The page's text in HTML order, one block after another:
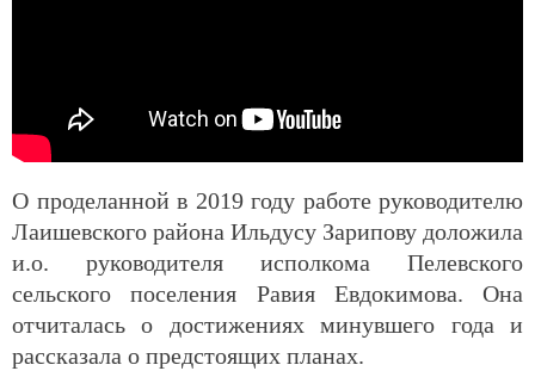
О проделанной в 2019 году работе руководителю
Лаишевского района Ильдусу Зарипову доложила
и.о. руководителя исполкома Пелевского
сельского поселения Равия Евдокимова. Она
отчиталась о достижениях минувшего года и
рассказала о предстоящих планах.